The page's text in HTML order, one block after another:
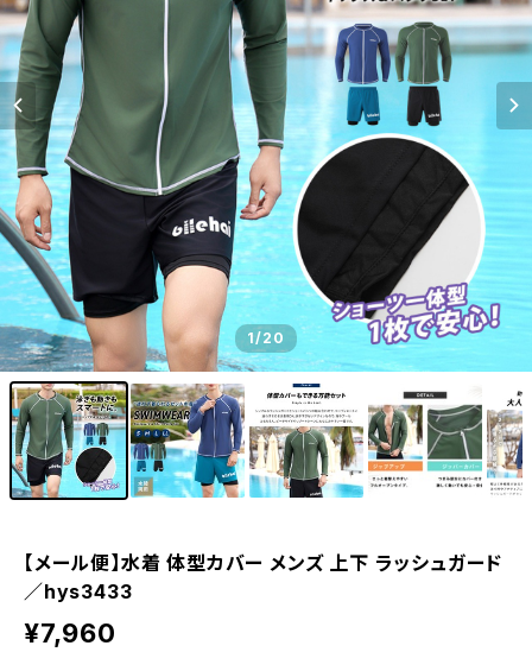
1/20
【メール便】水着 体型カバー メンズ 上下 ラッシュガード
／hys3433
¥7,960